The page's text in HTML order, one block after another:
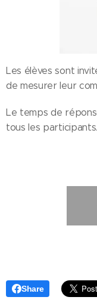
Les élèves sont
de mesurer leur
Le temps de
tous les participants.
Share